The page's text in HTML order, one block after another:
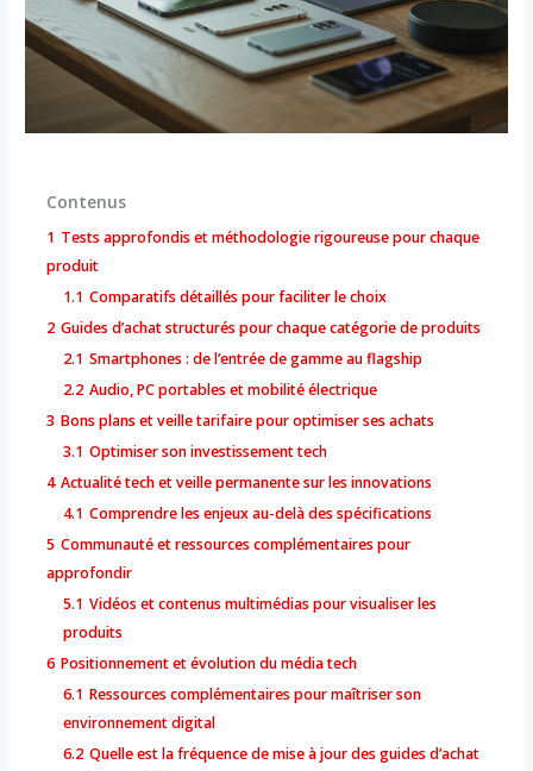
Contenus
1 Tests approfondis et méthodologie rigoureuse pour chaque
produit
1.1 Comparatifs détaillés pour faciliter le choix
2 Guides d’achat structurés pour chaque catégorie de produits
2.1 Smartphones : de l’entrée de gamme au flagship
2.2 Audio, PC portables et mobilité électrique
3 Bons plans et veille tarifaire pour optimiser ses achats
3.1 Optimiser son investissement tech
4 Actualité tech et veille permanente sur les innovations
4.1 Comprendre les enjeux au-delà des spécifications
5 Communauté et ressources complémentaires pour
approfondir
5.1 Vidéos et contenus multimédias pour visualiser les
produits
6 Positionnement et évolution du média tech
6.1 Ressources complémentaires pour maîtriser son
environnement digital
6.2 Quelle est la fréquence de mise à jour des guides d’achat